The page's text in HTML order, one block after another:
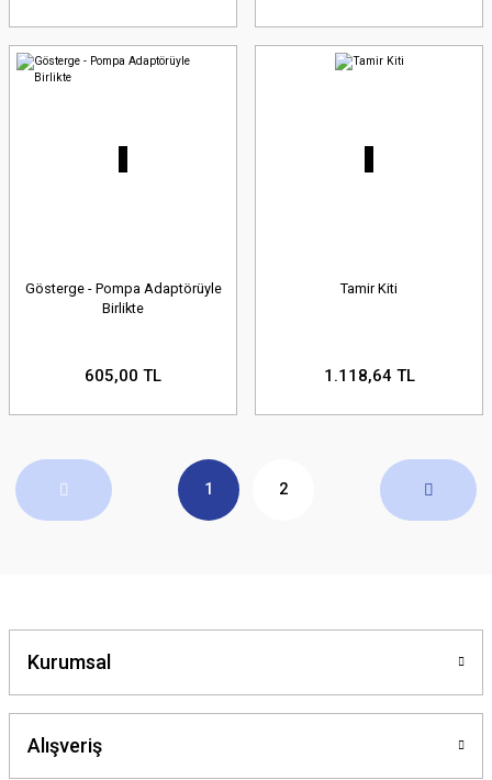
Gösterge - Pompa Adaptörüyle
Birlikte
605,00 TL
Tamir Kiti
1.118,64 TL
1 2
Kurumsal
Alışveriş